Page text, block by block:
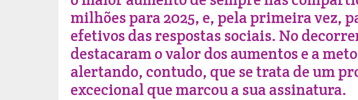
milhões para 2025, e, pela primeira vez,
efetivos das respostas sociais. No
destacaram o valor dos aumentos e a
alertando, contudo, que se trata de um
excecional que marcou a sua assinatura.